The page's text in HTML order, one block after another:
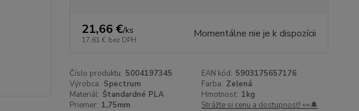
21,66 €/ks
17,61 € bez DPH Momentálne nie je k dispozícii
Číslo produktu: 5004197345 EAN kód: 5903175657176
Výrobca: Spectrum Farba: Zelená
Materiál: Štandardné PLA Hmotnosť: 1kg
Priemer: 1,75mm Strážte si cenu a dostupnosť! 👀🔔